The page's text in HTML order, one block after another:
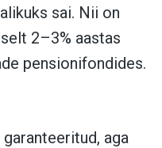
sai. Nii on
2–3% aastas
pensionifondides.
aga